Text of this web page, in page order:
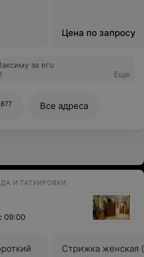
Цена по запросу
за его
Еще
877 Все адреса
И ТАТУИРОВКИ
09:00
Стрижка женская